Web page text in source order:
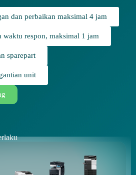
dan perbaikan maksimal 4 jam
waktu respon, maksimal 1 jam
sparepart
unit